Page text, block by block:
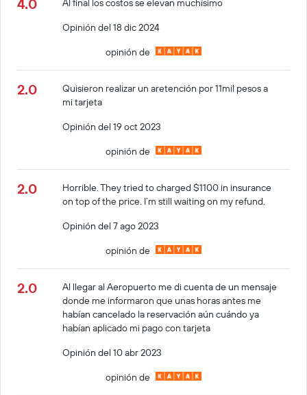
4.0
Opinión del 18 dic 2024
opinión de
2.0
Quisieron realizar un aretención por 11mil pesos a
mi tarjeta
Opinión del 19 oct 2023
opinión de
2.0
Horrible. They tried to charged $1100 in insurance
on top of the price. I’m still waiting on my refund.
Opinión del 7 ago 2023
opinión de
2.0
Al llegar al Aeropuerto me di cuenta de un mensaje
donde me informaron que unas horas antes me
habían cancelado la reservación aún cuándo ya
habían aplicado mi pago con tarjeta
Opinión del 10 abr 2023
opinión de